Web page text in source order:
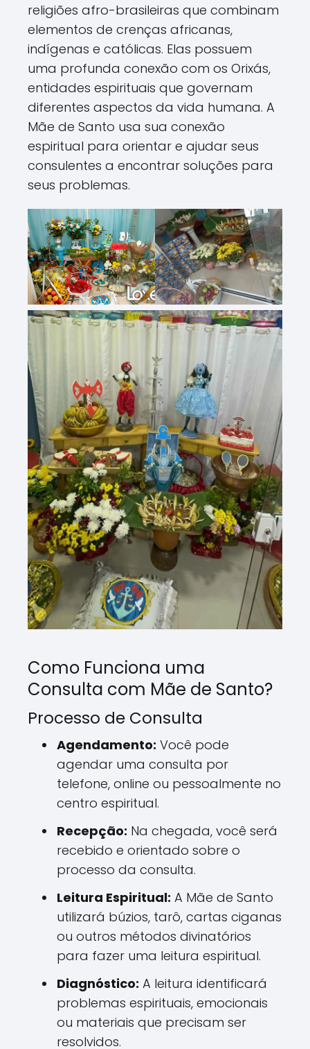
religiões afro-brasileiras que combinam
elementos de crenças africanas,
indígenas e católicas. Elas possuem
uma profunda conexão com os Orixás,
entidades espirituais que governam
diferentes aspectos da vida humana. A
Mãe de Santo usa sua conexão
espiritual para orientar e ajudar seus
consulentes a encontrar soluções para
seus problemas.
Como Funciona uma
Consulta com Mãe de Santo?
Processo de Consulta
Agendamento: Você pode
agendar uma consulta por
telefone, online ou pessoalmente no
centro espiritual.
Recepção: Na chegada, você será
recebido e orientado sobre o
processo da consulta.
Leitura Espiritual: A Mãe de Santo
utilizará búzios, tarô, cartas ciganas
ou outros métodos divinatórios
para fazer uma leitura espiritual.
Diagnóstico: A leitura identificará
problemas espirituais, emocionais
ou materiais que precisam ser
resolvidos.